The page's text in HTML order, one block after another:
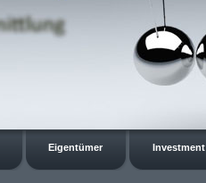
Eigentümer Investment